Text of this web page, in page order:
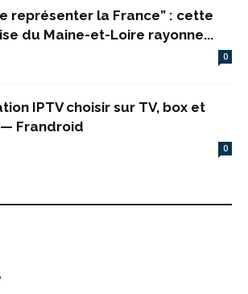
représenter la France” : cette
du Maine-et-Loire rayonne...
0
IPTV choisir sur TV, box et
Frandroid
0